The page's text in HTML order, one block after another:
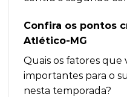
Confira os pontos
Atlético-MG
Quais os fatores que
importantes para o
nesta temporada?